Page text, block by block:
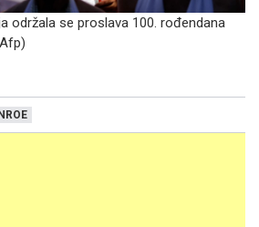
održala se proslava 100. rođendana
Afp)